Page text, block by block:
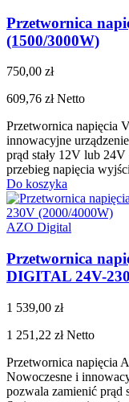
Przetwornica
(1500/3000W)
750,00 zł
609,76 złNetto
Przetwornica napięcia
innowacyjne
prąd stały 12V lub
przebieg napięcia
Do koszyka
AZO Digital
Przetwornica
DIGITAL 24V-
1 539,00 zł
1 251,22 złNetto
Przetwornica napięcia
Nowoczesne i
pozwala zamienić